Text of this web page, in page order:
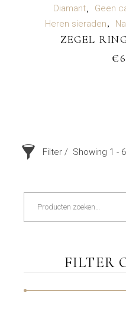
TOEVOEGEN
Diamant Geen
Heren sieraden
ZEGEL
€
Filter Showing 1 -
Zoeken
FILTER